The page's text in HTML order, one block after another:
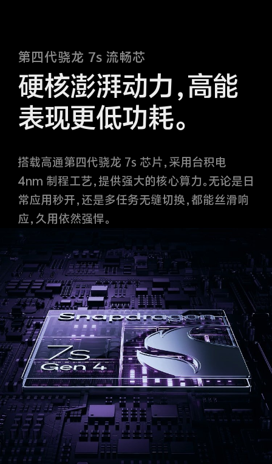
硬核澎湃动力，高能
表现更低功耗。
4nm 制程工艺，提供强大的核心算力。无论是日
常应用秒开，还是多任务无缝切换，都能丝滑响
应，久用依然强悍。